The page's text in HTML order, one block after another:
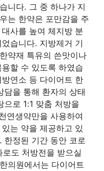
니다. 그 중 하나가 지
는 한약은 포만감을 주
사를 높여 체지방 분
습니다. 지방제거 기
약재 특유의 쓴맛이나
할 수 있도록 하였습
연소 등 다이어트 한
담을 통해 환자의 상태
으로 1:1 맞춤 처방을
연생약만을 사용하여
는 약을 제공하고 있
한정된 기간 동안 코로
도 처방전을 받으실
의원에서는 다이어트